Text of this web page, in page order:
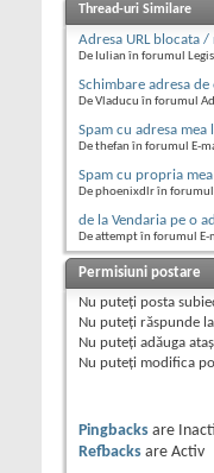
Thread-uri Similare
Adresa URL blocata
De Iulian în forumul
Schimbare adresa de
De Vladucu în forumul
Spam cu adresa mea
De thefan în forumul E-
Spam cu propria
De phoenixdlr în forumul
de la Vendaria pe o
De attempt în forumul E-
Permisiuni postare
Nu puteţi posta
Nu puteţi răspunde
Nu puteţi adăuga
Nu puteţi modifica
Pingbacks are
Refbacks are Activ